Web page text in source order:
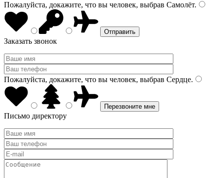
Пожалуйста, докажите, что вы человек, выбрав Самолёт.
Заказать звонок
Пожалуйста, докажите, что вы человек, выбрав Сердце.
Письмо директору